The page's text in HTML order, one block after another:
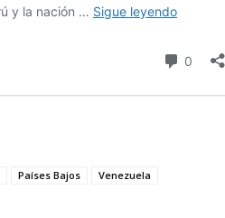
Países Bajos Venezuela